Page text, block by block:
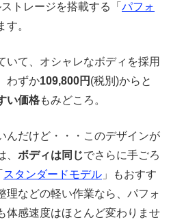
トレージを搭載する「 パフォ
す。
いて、オシャレなボディを採用
わずか109,800円 (税別)からと
い価格もみどころ。
んだけど・・・このデザインが
ボディは同じでさらに手ごろ
スタンダードモデル 」もおすす
理などの軽い作業なら、パフォ
体感速度はほとんど変わりませ